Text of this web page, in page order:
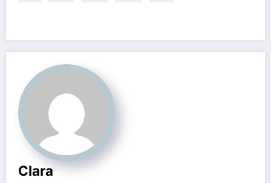
Clara